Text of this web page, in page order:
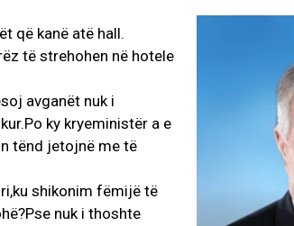
që kanë atë hall.
të strehohen në hotele
avganët nuk i
ky kryeministër a e
tënd jetojnë me të
shikonim fëmijë të
nuk i thoshte